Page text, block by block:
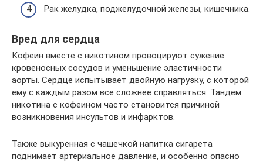
Рак желудка, поджелудочной железы, кишечника.
Вред для сердца
Кофеин вместе с никотином провоцируют сужение
кровеносных сосудов и уменьшение эластичности
аорты. Сердце испытывает двойную нагрузку, с которой
ему с каждым разом все сложнее справляться. Тандем
никотина с кофеином часто становится причиной
возникновения инсультов и инфарктов.
Также выкуренная с чашечкой напитка сигарета
поднимает артериальное давление, и особенно опасно